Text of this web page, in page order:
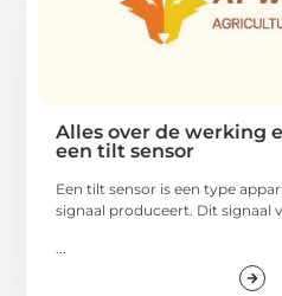
Alles over de werking
een tilt sensor
Een tilt sensor is een type
signaal produceert. Dit signaal
...